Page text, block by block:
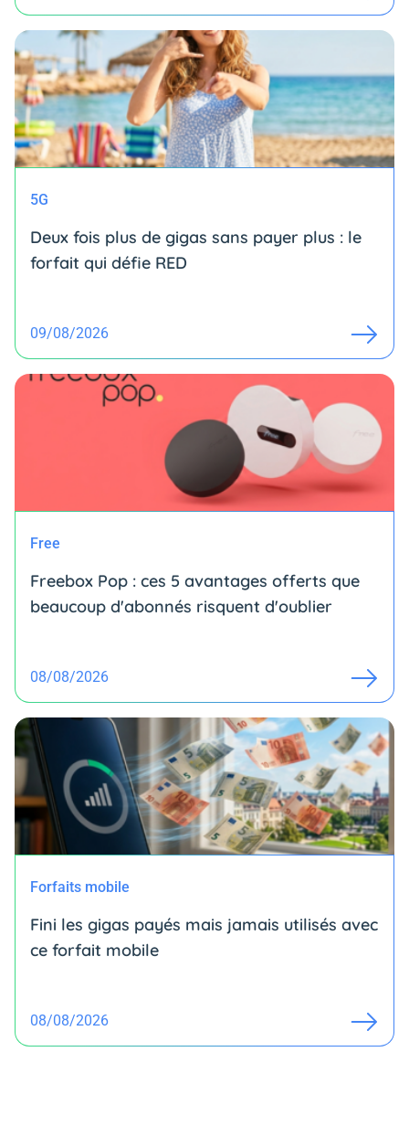
5G
Deux fois plus de gigas sans payer plus : le
forfait qui défie RED
09/08/2026
Free
Freebox Pop : ces 5 avantages offerts que
beaucoup d'abonnés risquent d'oublier
08/08/2026
Forfaits mobile
Fini les gigas payés mais jamais utilisés avec
ce forfait mobile
08/08/2026